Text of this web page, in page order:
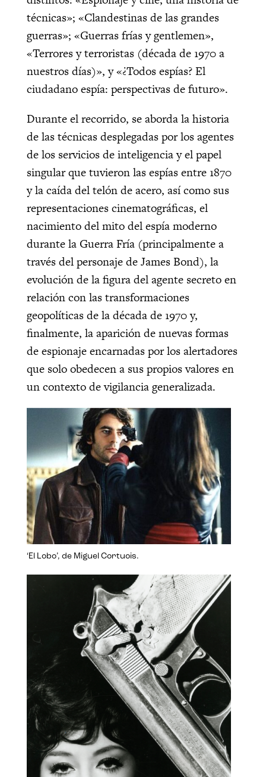
técnicas»; «Clandestinas de las grandes
guerras»; «Guerras frías y gentlemen»,
«Terrores y terroristas (década de 1970 a
nuestros días)», y «¿Todos espías? El
ciudadano espía: perspectivas de futuro».
Durante el recorrido, se aborda la historia
de las técnicas desplegadas por los agentes
de los servicios de inteligencia y el papel
singular que tuvieron las espías entre 1870
y la caída del telón de acero, así como sus
representaciones cinematográficas, el
nacimiento del mito del espía moderno
durante la Guerra Fría (principalmente a
través del personaje de James Bond), la
evolución de la figura del agente secreto en
relación con las transformaciones
geopolíticas de la década de 1970 y,
finalmente, la aparición de nuevas formas
de espionaje encarnadas por los alertadores
que solo obedecen a sus propios valores en
un contexto de vigilancia generalizada.
‘El Lobo’, de Miguel Cortuois.